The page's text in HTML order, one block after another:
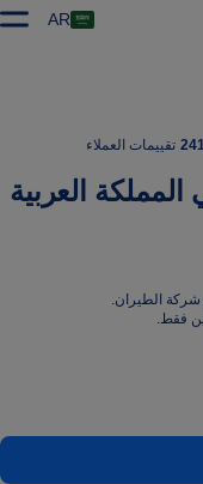
AR
تقييمات العملاء
العربية
الطيران.
فقط.